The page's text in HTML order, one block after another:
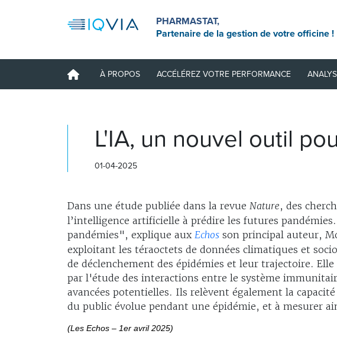
PHARMASTAT,
Partenaire de la gestion de votre officine !
À PROPOS ACCÉLÉREZ VOTRE PERFORMANCE
L'IA, un nouvel outil
01-04-2025
Dans une étude publiée dans la revue Nature, des
l’intelligence artificielle à prédire les futures
pandémies", explique aux Echos son principal auteur,
exploitant les téraoctets de données climatiques et
de déclenchement des épidémies et leur trajectoire.
par l'étude des interactions entre le système
avancées potentielles. Ils relèvent également la
du public évolue pendant une épidémie, et à mesurer
(Les Echos – 1er avril 2025)